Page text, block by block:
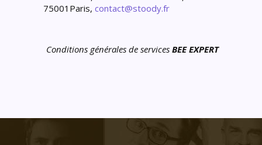
75001Paris, contact@stoody.fr
Conditions générales de services BEE EXPERT